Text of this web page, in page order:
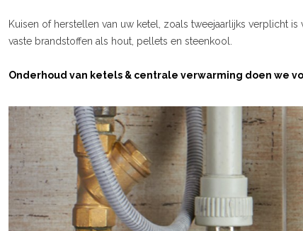
Kuisen of herstellen van uw ketel, zoals tweejaarlijks verplicht
vaste brandstoffen als hout, pellets en steenkool.
Onderhoud van ketels & centrale verwarming doen we